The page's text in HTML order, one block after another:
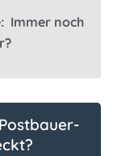
Immer noch